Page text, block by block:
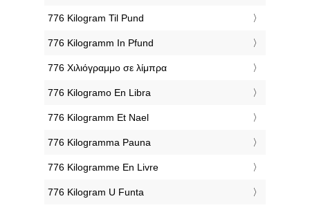
‎776 Kilogram Til Pund
‎776 Kilogramm In Pfund
‎776 Χιλιόγραμμο σε λίμπρα
‎776 Kilogramo En Libra
‎776 Kilogramm Et Nael
‎776 Kilogramma Pauna
‎776 Kilogramme En Livre
‎776 Kilogram U Funta